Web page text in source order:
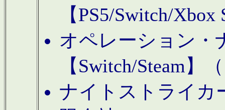
【PS5/Switch/
オペレーション・
【Switch/Steam】
ナイトストライカ